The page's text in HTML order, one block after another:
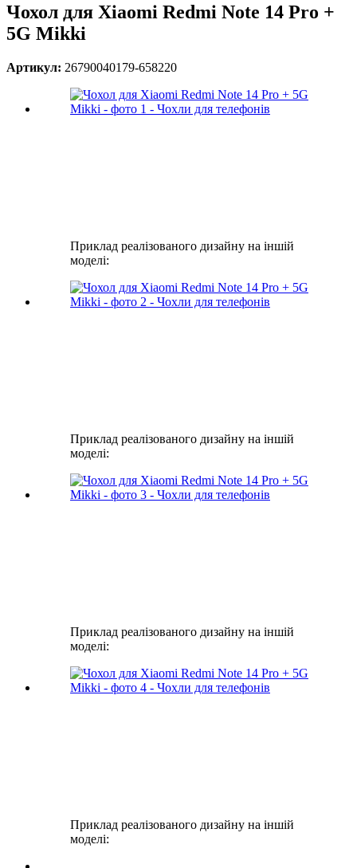
Чохол для Xiaomi Redmi Note 14 Pro +
5G Mikki
Артикул: 26790040179-658220
Приклад реалізованого дизайну на іншій
моделі:
Приклад реалізованого дизайну на іншій
моделі:
Приклад реалізованого дизайну на іншій
моделі:
Приклад реалізованого дизайну на іншій
моделі: